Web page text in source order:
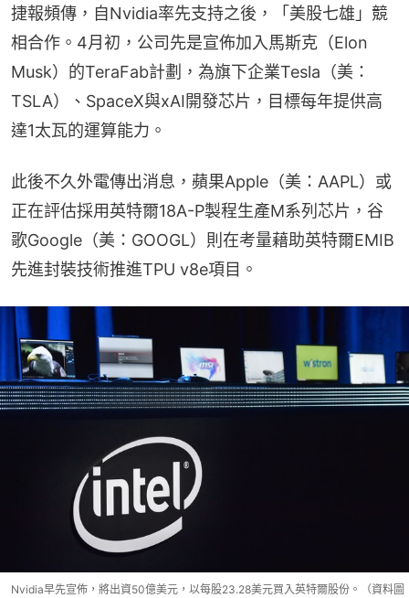
捷報頻傳，自Nvidia率先支持之後，「美股七雄」競
相合作。4月初，公司先是宣佈加入馬斯克（Elon
Musk）的TeraFab計劃，為旗下企業Tesla（美：
TSLA）、SpaceX與xAI開發芯片，目標每年提供高
達1太瓦的運算能力。
此後不久外電傳出消息，蘋果Apple（美：AAPL）或
正在評估採用英特爾18A-P製程生產M系列芯片，谷
歌Google（美：GOOGL）則在考量藉助英特爾EMIB
先進封裝技術推進TPU v8e項目。
Nvidia早先宣佈，將出資50億美元，以每股23.28美元買入英特爾股份。（資料圖